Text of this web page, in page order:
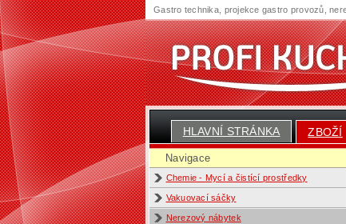
HLAVNÍ STRÁNKA ZBOŽÍ
Navigace
Chemie - Mycí a čistící prostředky
Vakuovací sáčky
Nerezový nábytek
Gastro technika, projekce gastro provozů,